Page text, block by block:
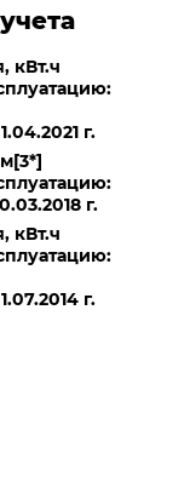
кВт.ч
г.
г.
кВт.ч
г.